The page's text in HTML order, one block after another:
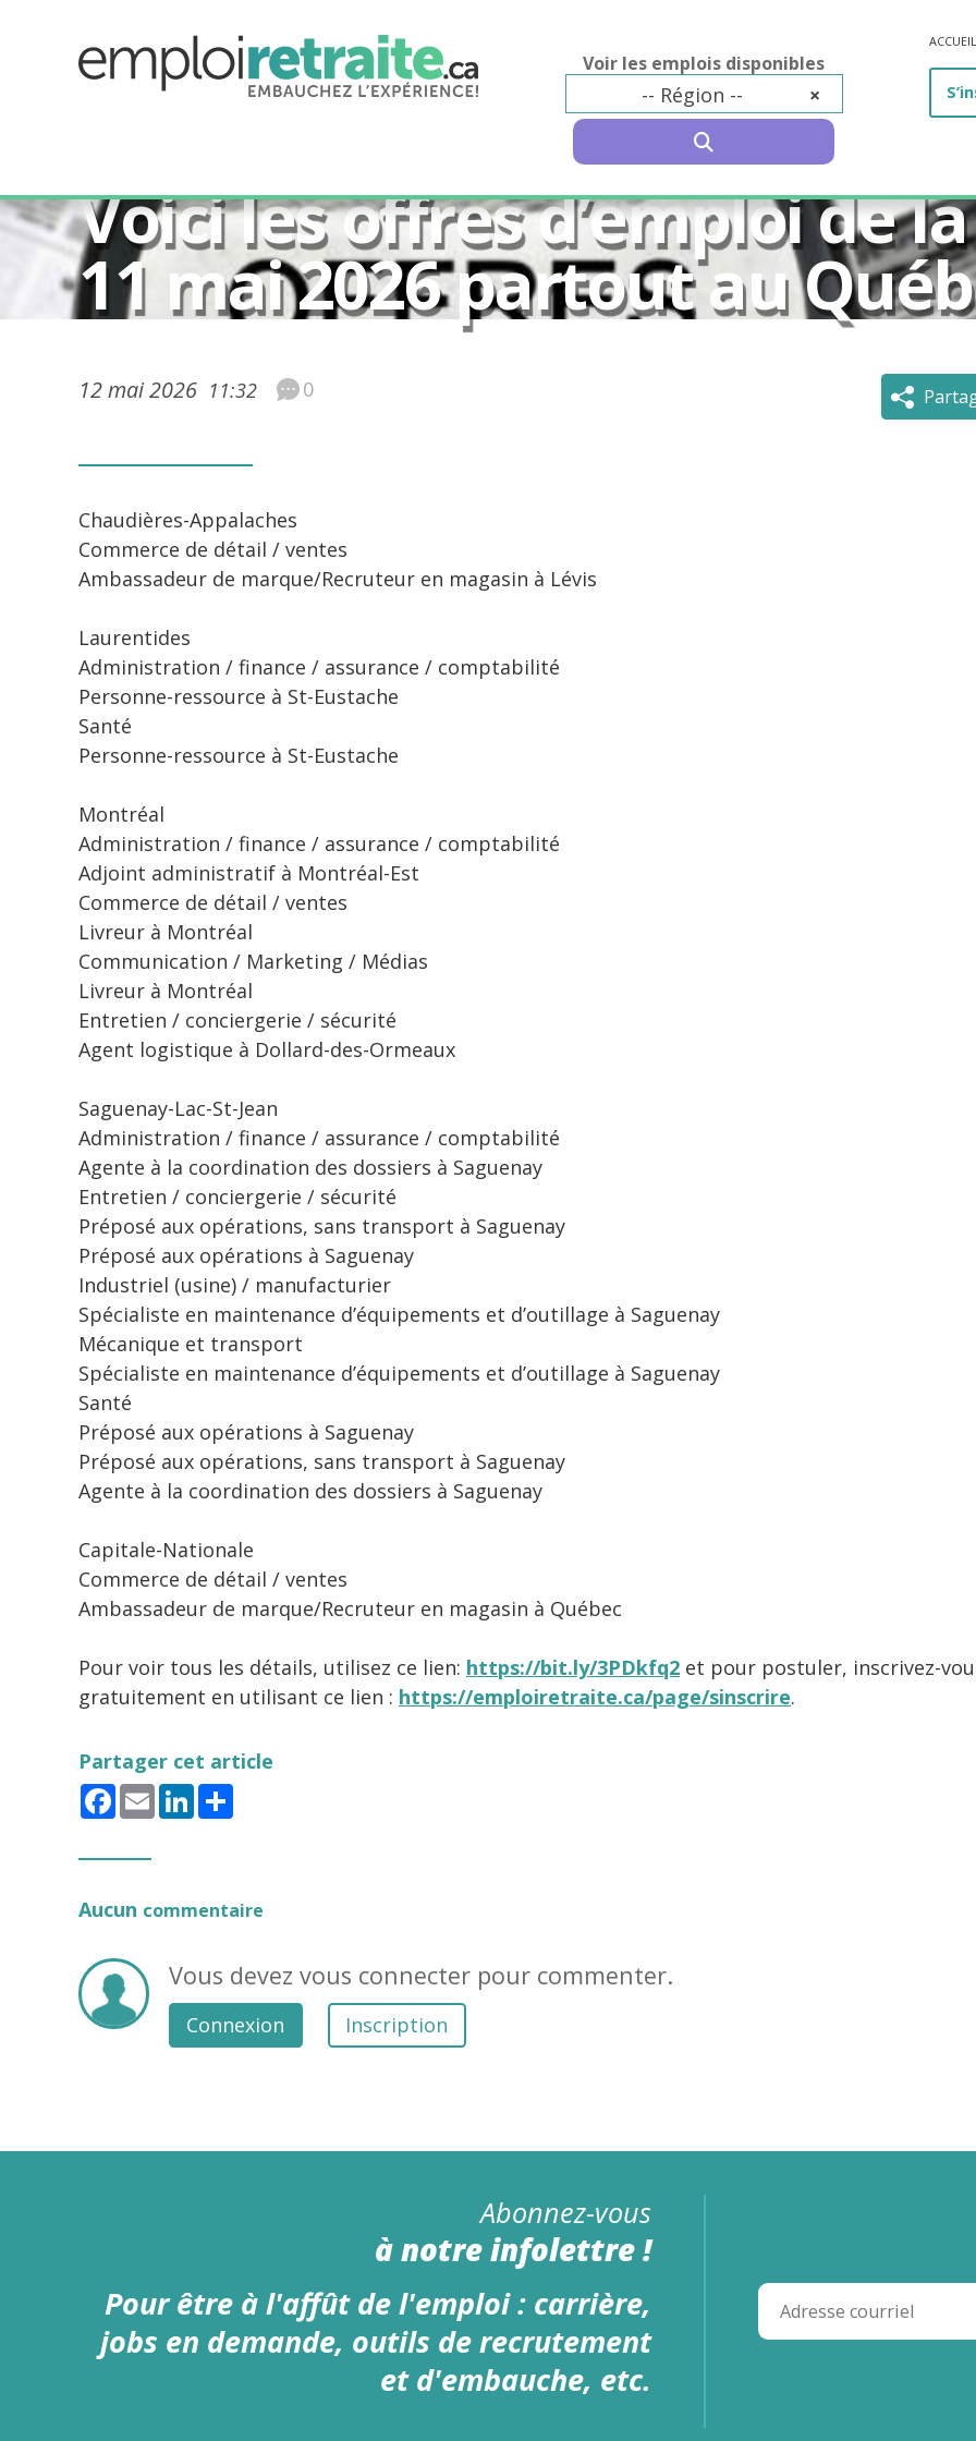
Voir les emplois disponibles
×
-- Région --
ACCUEIL
Voici les offres d’emploi de
11 mai 2026 partout au
12 mai 2026 11:32 0
Chaudières-Appalaches
Commerce de détail / ventes
Ambassadeur de marque/Recruteur en magasin à Lévis
Laurentides
Administration / finance / assurance / comptabilité
Personne-ressource à St-Eustache
Santé
Personne-ressource à St-Eustache
Montréal
Administration / finance / assurance / comptabilité
Adjoint administratif à Montréal-Est
Commerce de détail / ventes
Livreur à Montréal
Communication / Marketing / Médias
Livreur à Montréal
Entretien / conciergerie / sécurité
Agent logistique à Dollard-des-Ormeaux
Saguenay-Lac-St-Jean
Administration / finance / assurance / comptabilité
Agente à la coordination des dossiers à Saguenay
Entretien / conciergerie / sécurité
Préposé aux opérations, sans transport à Saguenay
Préposé aux opérations à Saguenay
Industriel (usine) / manufacturier
Spécialiste en maintenance d’équipements et d’outillage à Saguenay
Mécanique et transport
Spécialiste en maintenance d’équipements et d’outillage à Saguenay
Santé
Préposé aux opérations à Saguenay
Préposé aux opérations, sans transport à Saguenay
Agente à la coordination des dossiers à Saguenay
Capitale-Nationale
Commerce de détail / ventes
Ambassadeur de marque/Recruteur en magasin à Québec
Pour voir tous les détails, utilisez ce lien: https://bit.ly/3PDkfq2 et pour postuler, inscrivez-
gratuitement en utilisant ce lien : https://emploiretraite.ca/page/sinscrire.
Partager cet article
Facebook
EmailLinkedIn
Aucun commentaire
Vous devez vous connecter pour commenter.
Connexion Inscription
Abonnez-vous
à notre infolettre !
Pour être à l'affût de l'emploi : carrière,
jobs en demande, outils de recrutement
et d'embauche, etc.